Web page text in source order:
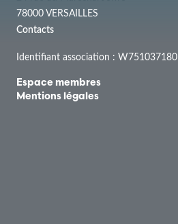
78000 VERSAILLES
Contacts
Identifiant association : W751037180
Espace membres
Mentions légales